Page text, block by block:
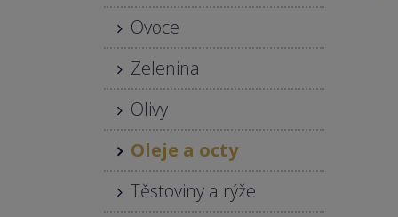
Ovoce
Zelenina
Olivy
Oleje a octy
Těstoviny a rýže